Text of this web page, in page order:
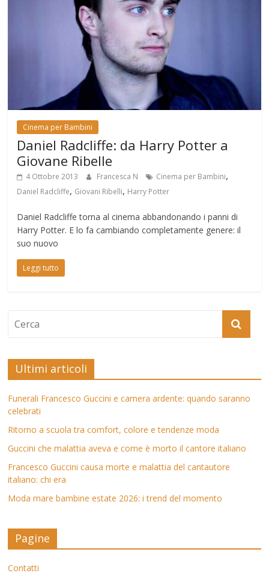
Cinema per Bambini
Daniel Radcliffe: da Harry Potter a
Giovane Ribelle
4 Ottobre 2013 Francesca N Cinema per Bambini,
Daniel Radcliffe, Giovani Ribelli, Harry Potter
Daniel Radcliffe torna al cinema abbandonando i panni di
Harry Potter. E lo fa cambiando completamente genere: il
suo nuovo
Leggi tutto
Ultimi articoli
Funerali Francesco Guccini e camera ardente: quando saranno
celebrati
Ritorno a scuola tra comfort, colore e tendenze moda
Guccini che malattia aveva e come è morto il cantore italiano
Francesco Guccini causa morte e malattia del cantautore
italiano: chi era
Moda mare bambine estate 2026: i trend del momento
Pagine
Contatti